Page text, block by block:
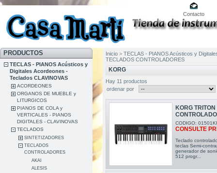
Contacto
PRODUCTOS
TECLAS - PIANOS Acústicos y
Digitales Acordeones -
Teclados CLAVINOVAS
ACORDEONES
ORGANOS DE MUEBLE y
LITURGICOS
PIANOS DE COLA y
VERTICALES - PIANOS
DIGITALES - CLAVINOVAS
TECLADOS
SINTETIZADORES
TECLADOS
CONTROLADORES
AKAI
ALESIS
Inicio > TECLAS - PIANOS Acústicos y
TECLADOS CONTROLADORES
KORG
Hay 11 productos
ordenar por
KORG
CODIGO:
CONSULTE
Teclado
teclas Semi-
generador de
512 progr...